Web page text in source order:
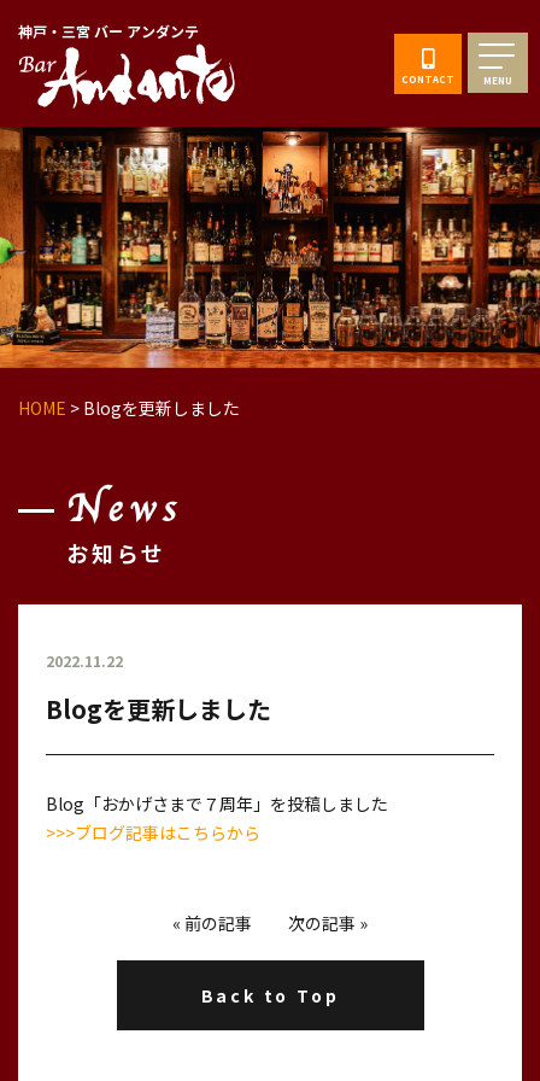
神戸・三宮 バー アンダンテ
CONTACT MENU
HOME > Blogを更新しました
News
お知らせ
2022.11.22
Blogを更新しました
Blog「おかげさまで７周年」を投稿しました
>>>ブログ記事はこちらから
« 前の記事 次の記事 »
Back to Top